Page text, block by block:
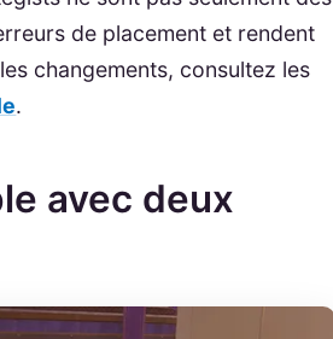
de placement et rendent
changements, consultez les
.
avec deux